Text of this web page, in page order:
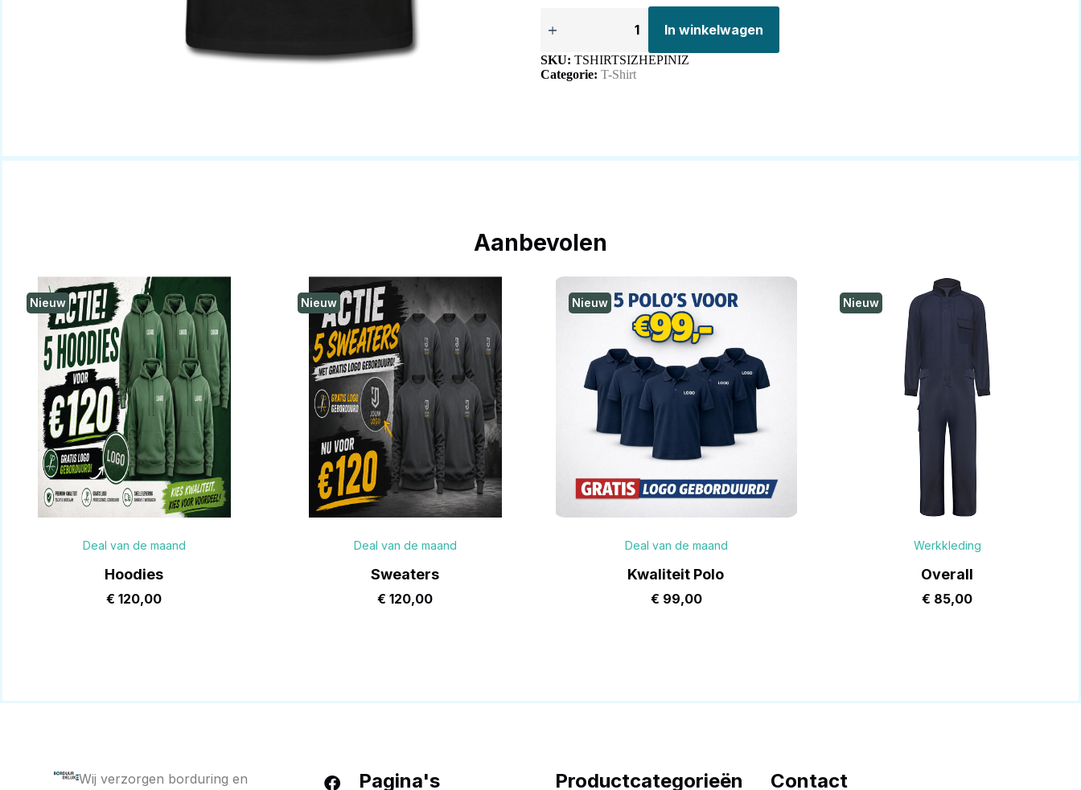
In winkelwagen
SKU: TSHIRTSIZHEPINIZ
Categorie: T-Shirt
Aanbevolen
Nieuw
Deal van de maand
Hoodies
€ 120,00
Nieuw
Deal van de maand
Sweaters
€ 120,00
Nieuw
Deal van de maand
Kwaliteit Polo
€ 99,00
Nieuw
Werkkleding
Overall
€ 85,00
Wij verzorgen borduring en Pagina's Productcategorieën Contact